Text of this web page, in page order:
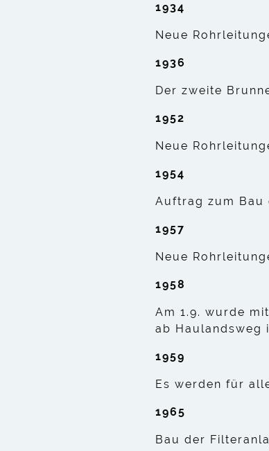
1934
Neue
1936
Der zweite
1952
Neue
1954
Auftrag zum Bau
1957
Neue
1958
Am 1.9. wurde
ab Haulandsweg
1959
Es werden für
1965
Bau der